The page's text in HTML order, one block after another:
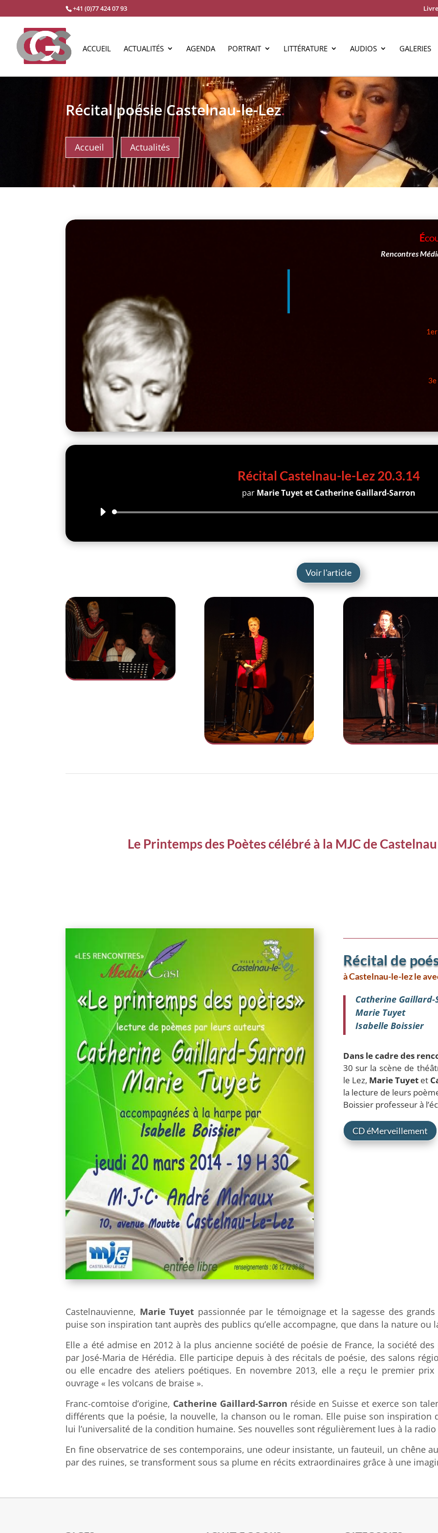
+41 (0)77 424 07 93
ACCUEIL ACTUALITÉS AGENDA PORTRAIT LITTÉRATURE AUDIOS GALERIES
Récital poésie Castelnau-le-Lez.
Accueil Actualités
Rencontres
3e
Récital Castelnau-le-Lez 20.3.14
par Marie Tuyet et Catherine Gaillard-Sarron
Lecteur
Voir l'article
Le Printemps des Poètes célébré à la MJC de
Récital de
à Castelnau-le-lez le
Catherine Gaillard-
Marie Tuyet
Isabelle Boissier
Dans le cadre des
30 sur la scène de
le Lez, Marie Tuyetet
la lecture de leurs
Boissier professeur à
CD éMerveillement
Castelnauvienne, Marie Tuyet passionnée par le témoignage et la sagesse des
puise son inspiration tant auprès des publics qu’elle accompagne, que dans la nature ou
Elle a été admise en 2012 à la plus ancienne société de poésie de France, la société
par José-Maria de Hérédia. Elle participe depuis à des récitals de poésie, des salons
ou elle encadre des ateliers poétiques. En novembre 2013, elle a reçu le premier
ouvrage « les volcans de braise ».
Franc-comtoise d’origine, Catherine Gaillard-Sarron réside en Suisse et exerce son
différents que la poésie, la nouvelle, la chanson ou le roman. Elle puise son inspiration
lui l’universalité de la condition humaine. Ses nouvelles sont régulièrement lues à la
En fine observatrice de ses contemporains, une odeur insistante, un fauteuil, un chêne
par des ruines, se transforment sous sa plume en récits extraordinaires grâce à une